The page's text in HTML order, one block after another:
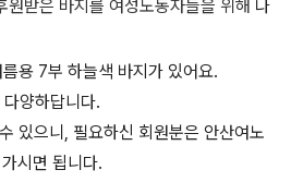
원받은 바지를 여성노동자들을 위해 나
용 7부 하늘색 바지가 있어요.
양하답니다.
있으니, 필요하신 회원분은 안산여노
시면 됩니다.